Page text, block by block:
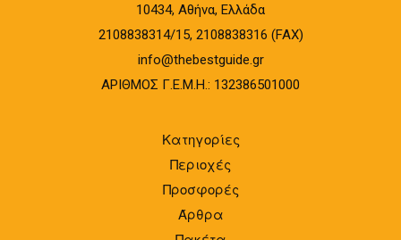
10434, Αθήνα, Ελλάδα
2108838314/15, 2108838316 (FAX)
info@thebestguide.gr
ΑΡΙΘΜΟΣ Γ.Ε.Μ.Η.: 132386501000
Κατηγορίες
Περιοχές
Προσφορές
Άρθρα